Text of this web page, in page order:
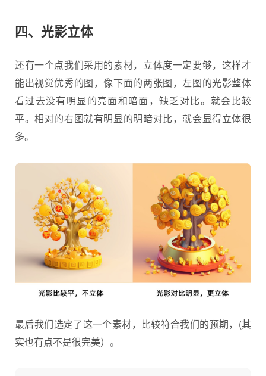
四、光影立体
还有一个点我们采用的素材，立体度一定要够，这样才
能出视觉优秀的图，像下面的两张图，左图的光影整体
看过去没有明显的亮面和暗面，缺乏对比。就会比较
平。相对的右图就有明显的明暗对比，就会显得立体很
多。
最后我们选定了这一个素材，比较符合我们的预期，(其
实也有点不是很完美）。